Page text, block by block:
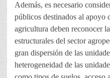
Además, es necesario
públicos destinados al apoyo
agricultura deben reconocer
estructurales del sector
gran dispersión de las
heterogeneidad de las